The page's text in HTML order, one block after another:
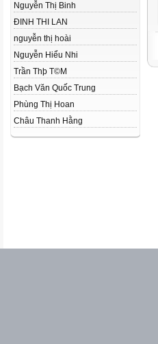
Nguyễn Thị Binh
ĐINH THI LAN
nguyễn thị hoài
Nguyễn Hiểu Nhi
Trần Thþ T©M
Bạch Văn Quốc Trung
Phùng Thị Hoan
Châu Thanh Hằng